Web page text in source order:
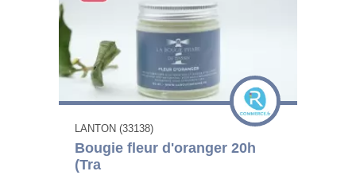
LANTON (33138)
Bougie fleur d'oranger 20h
(Tra